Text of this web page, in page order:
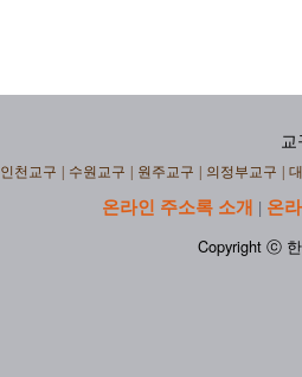
교
인천교구 수원교구 원주교구 의정부교구
온라인 주소록 소개 | 온
Copyright ⓒ